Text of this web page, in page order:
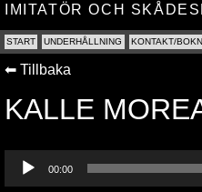
IMITATÖR OCH
START UNDERHÅLLNING KONTAKT/
⬅ Tillbaka︎
KALLE
Ljudspelare
00:00